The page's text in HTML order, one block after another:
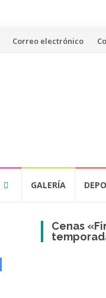
Correo electrónico
GALERÍA
Cenas